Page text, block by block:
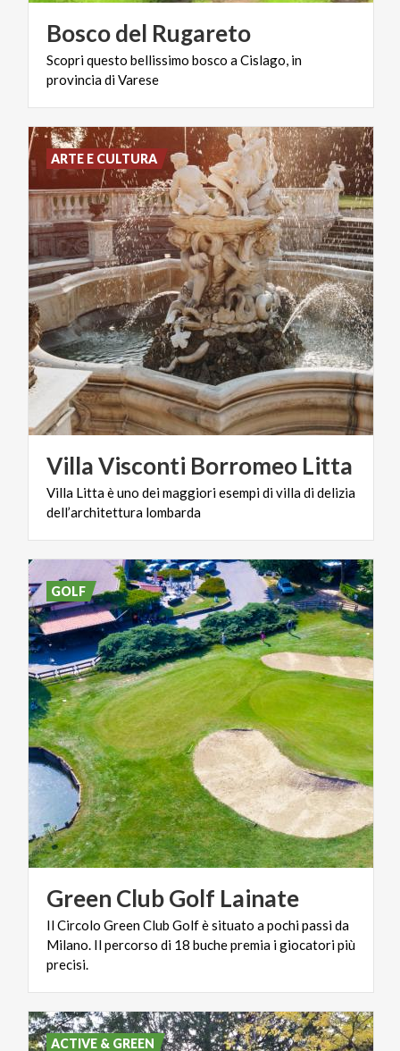
Boscodel Rugareto
Scopriquesto bellissimo bosco aCislago, in
provinciadiVarese
VillaVisconti Borromeo Litta
Villa Littaèuno deimaggioriesempidivilladidelizia
dell’architettura lombarda
ARTE E CULTURA
Green ClubGolf Lainate
Il Circolo Green Club Golf è situato a pochi passi da
Milano. Il percorso di 18 buche premia i giocatori più
precisi.
GOLF
ACTIVE & GREEN